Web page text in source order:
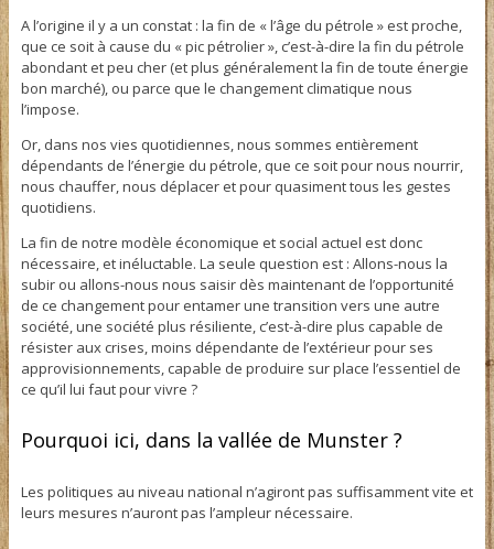
A l’origine il y a un constat : la fin de « l’âge du pétrole » est proche,
que ce soit à cause du « pic pétrolier », c’est-à-dire la fin du pétrole
abondant et peu cher (et plus généralement la fin de toute énergie
bon marché), ou parce que le changement climatique nous
l’impose.
Or, dans nos vies quotidiennes, nous sommes entièrement
dépendants de l’énergie du pétrole, que ce soit pour nous nourrir,
nous chauffer, nous déplacer et pour quasiment tous les gestes
quotidiens.
La fin de notre modèle économique et social actuel est donc
nécessaire, et inéluctable. La seule question est : Allons-nous la
subir ou allons-nous nous saisir dès maintenant de l’opportunité
de ce changement pour entamer une transition vers une autre
société, une société plus résiliente, c’est-à-dire plus capable de
résister aux crises, moins dépendante de l’extérieur pour ses
approvisionnements, capable de produire sur place l’essentiel de
ce qu’il lui faut pour vivre ?
Pourquoi ici, dans la vallée de Munster ?
Les politiques au niveau national n’agiront pas suffisamment vite et
leurs mesures n’auront pas l’ampleur nécessaire.